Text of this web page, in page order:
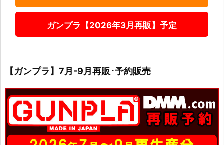
ガンプラ【2026年3月再販】予定
【ガンプラ】7月-9月再販･予約販売